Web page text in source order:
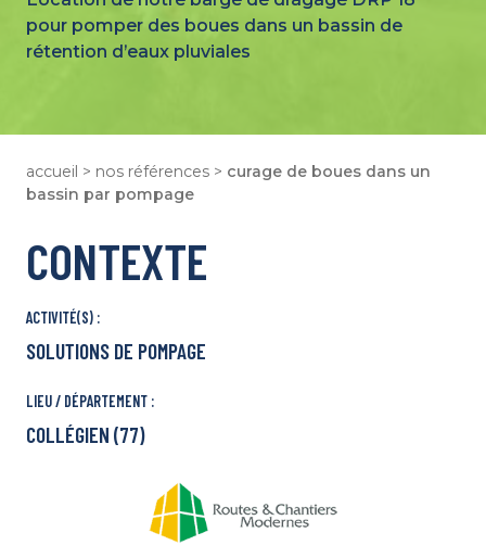
Strasbourg
Tours
Notre Plaquette
Des Métiers Pour Tous
Nous Rejoindre
pour pomper des boues dans un bassin de
rétention d’eaux pluviales
accueil > nos références > curage de boues dans un
bassin par pompage
CONTEXTE
ACTIVITÉ(S) :
SOLUTIONS DE POMPAGE
LIEU / DÉPARTEMENT :
COLLÉGIEN (77)